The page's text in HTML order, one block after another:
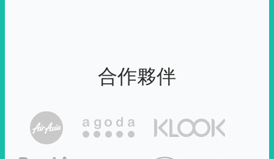
合作夥伴